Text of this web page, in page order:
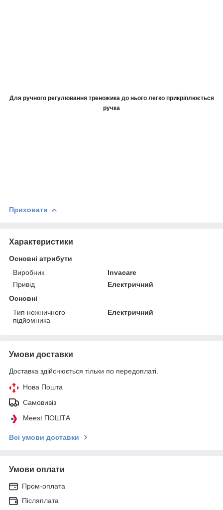
Для ручного регулювання треножика до нього легко прикріплюється
ручка
Приховати
Характеристики
Основні атрибути
Виробник
Invacare
Привід
Електричний
Основні
Тип ножничного
підйомника
Електричний
Умови доставки
Доставка здійснюється тільки по передоплаті.
Нова Пошта
Самовивіз
Meest ПОШТА
Всі умови доставки
Умови оплати
Пром-оплата
Післяплата